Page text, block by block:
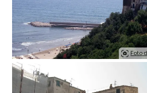
Foto